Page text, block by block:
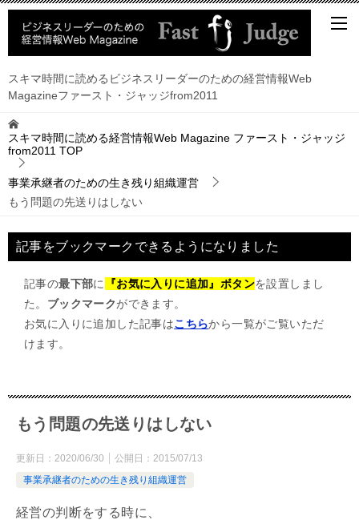
スキマ時間に読めるビジネスリーダーのための経営情報Web
Magazineファースト・ジャッジfrom2011
スキマ時間に読める経営情報Web Magazine ファースト・ジャッジ
from2011 TOP
事業承継者のための生き残り組織運営
もう問題の先送りはしない
記事をブックマークできるようになりました
記事の最下部に 『お気に入りに追加』ボタンを設置しまし
た。 ブックマークができます。
お気に入りに追加した記事はこちらから一覧がご覧いただ
けます。
もう問題の先送りはしない
更新日： 2020/06/30 公開日： 2015/07/13
事業承継者のための生き残り組織運営
経営の判断をする時に、